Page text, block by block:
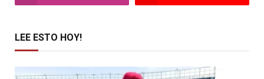
LEE ESTO HOY!